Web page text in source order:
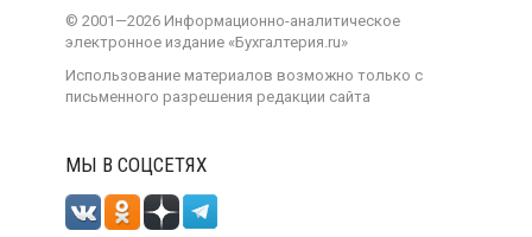
© 2001—2026 Информационно-аналитическое
электронное издание «Бухгалтерия.ru»
Использование материалов возможно только с
письменного разрешения редакции сайта
МЫ В СОЦСЕТЯХ